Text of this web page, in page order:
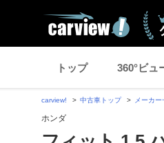
トップ 360°ビュ
carview! 中古車トップ メーカー
ホンダ